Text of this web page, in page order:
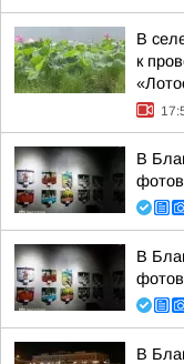
В
к
В
В
В